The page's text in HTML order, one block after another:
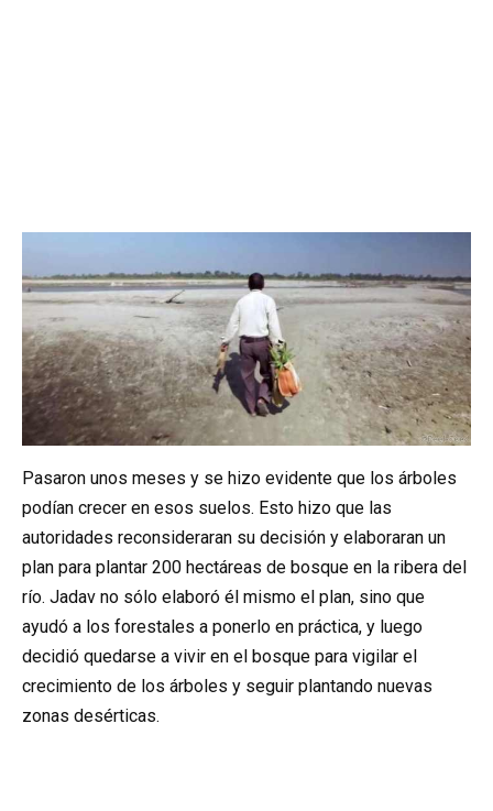
Pasaron unos meses y se hizo evidente que los árboles
podían crecer en esos suelos. Esto hizo que las
autoridades reconsideraran su decisión y elaboraran un
plan para plantar 200 hectáreas de bosque en la ribera del
río. Jadav no sólo elaboró él mismo el plan, sino que
ayudó a los forestales a ponerlo en práctica, y luego
decidió quedarse a vivir en el bosque para vigilar el
crecimiento de los árboles y seguir plantando nuevas
zonas desérticas.